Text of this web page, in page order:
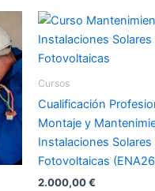
Cursos
Cualificación
Montaje y
Instalaciones Solares
Fotovoltaicas
2.000,00€